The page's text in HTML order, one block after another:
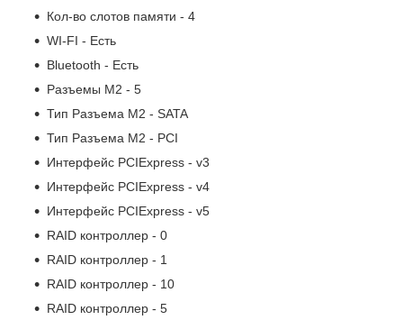
Кол-во слотов памяти - 4
WI-FI - Есть
Bluetooth - Есть
Разъемы M2 - 5
Тип Разъема M2 - SATA
Тип Разъема M2 - PCI
Интерфейс PCIExpress - v3
Интерфейс PCIExpress - v4
Интерфейс PCIExpress - v5
RAID контроллер - 0
RAID контроллер - 1
RAID контроллер - 10
RAID контроллер - 5